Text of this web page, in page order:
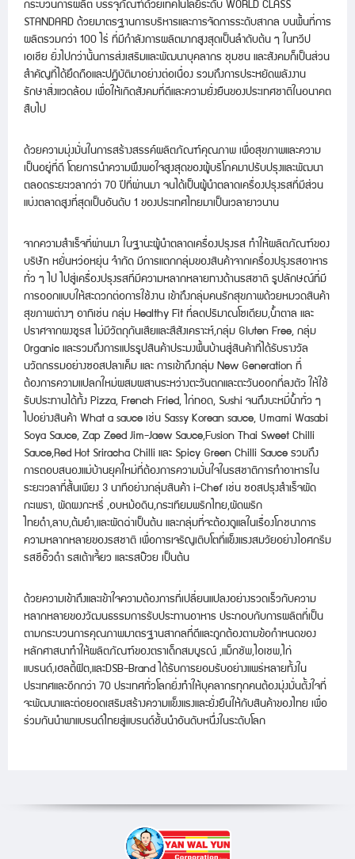
กระบวนการผลิต บรรจุภัณฑ์ด้วยเทคโนโลยีระดับ WORLD CLASS
STANDARD ด้วยมาตรฐานการบริหารและการจัดการระดับสากล บนพื้นที่การ
ผลิตรวมกว่า 100 ไร่ ที่มีกำลังการผลิตมากสูงสุดเป็นลำดับต้น ๆ ในทวีป
เอเชีย ยิ่งไปกว่านั้นการส่งเสริมและพัฒนาบุคลากร ชุมชน และสังคมก็เป็นส่วน
สำคัญที่ได้ยึดถือและปฏิบัติมาอย่างต่อเนื่อง รวมถึงการประหยัดพลังงาน
รักษาสิ่งแวดล้อม เพื่อให้เกิดสังคมที่ดีและความยั่งยืนของประเทศชาติในอนาคต
สืบไป
ด้วยความมุ่งมั่นในการสร้างสรรค์ผลิตภัณฑ์คุณภาพ เพื่อสุขภาพและความ
เป็นอยู่ที่ดี โดยการนำความพึงพอใจสูงสุดของผู้บริโภคมาปรับปรุงและพัฒนา
ตลอดระยะเวลากว่า 70 ปีที่ผ่านมา จนได้เป็นผู้นำตลาดเครื่องปรุงรสที่มีส่วน
แบ่งตลาดสูงที่สุดเป็นอันดับ 1 ของประเทศไทยมาเป็นเวลายาวนาน
จากความสำเร็จที่ผ่านมา ในฐานะผู้นำตลาดเครื่องปรุงรส ทำให้ผลิตภัณฑ์ของ
บริษัท หยั่นหว่อหยุ่น จำกัด มีการแตกกลุ่มของสินค้าจากเครื่องปรุงรสอาหาร
ทั่ว ๆ ไป ไปสู่เครื่องปรุงรสที่มีความหลากหลายทางด้านรสชาติ รูปลักษณ์ที่มี
การออกแบบให้สะดวกต่อการใช้งาน เข้าถึงกลุ่มคนรักสุขภาพด้วยหมวดสินค้า
สุขภาพต่างๆ อาทิเช่น กลุ่ม Healthy Fit ที่ลดปริมาณโซเดียม,น้ำตาล และ
ปราศจากผงชูรส ไม่มีวัตถุกันเสียและสีสังเคราะห์,กลุ่ม Gluten Free, กลุ่ม
Organic และรวมถึงการแปรรูปสินค้าประมงพื้นบ้านสู่สินค้าที่ได้รับรางวัล
นวัตกรรมอย่างซอสปลาเค็ม และ การเข้าถึงกลุ่ม New Generation ที่
ต้องการความแปลกใหม่ผสมผสานระหว่างตะวันตกและตะวันออกที่ลงตัว ให้ใช้
รับประทานได้ทั้ง Pizza, French Fried, ไก่ทอด, Sushi จนถึงบะหมี่น้ำทั่ว ๆ
ไปอย่างสินค้า What a sauce เช่น Sassy Korean sauce, Umami Wasabi
Soya Sauce, Zap Zeed Jim-Jaew Sauce,Fusion Thai Sweet Chilli
Sauce,Red Hot Sriracha Chilli และ Spicy Green Chilli Sauce รวมถึง
การตอบสนองแม่บ้านยุคใหม่ที่ต้องการความมั่นใจในรสชาติการทำอาหารใน
ระยะเวลาที่สั้นเพียง 3 นาทีอย่างกลุ่มสินค้า i-Chef เช่น ซอสปรุงสำเร็จผัด
กะเพรา, ผัดผงกะหรี่ ,อบหม้อดิน,กระเทียมพริกไทย,ผัดพริก
ไทยดำ,ลาบ,ต้มยำ,และผัดฉ่าเป็นต้น และกลุ่มที่จะต้องดูแลในเรื่องโภชนาการ
ความหลากหลายของรสชาติ เพื่อการเจริญเติบโตที่แข็งแรงสมวัยอย่างไอศกรีม
รสซีอิ๊วดำ รสเต้าเจี้ยว และรสบ๊วย เป็นต้น
ด้วยความเข้าถึงและเข้าใจความต้องการที่เปลี่ยนแปลงอย่างรวดเร็วกับความ
หลากหลายของวัฒนธรรมการรับประทานอาหาร ประกอบกับการผลิตที่เป็น
ตามกระบวนการคุณภาพมาตรฐานสากลที่ดีและถูกต้องตามข้อกำหนดของ
หลักศาสนาทำให้ผลิตภัณฑ์ของตราเด็กสมบูรณ์ ,แม็กชัพ,ไอเชพ,ไก่
แบรนด์,เฮลตี้ฟิต,และDSB-Brand ได้รับการยอมรับอย่างแพร่หลายทั้งใน
ประเทศและอีกกว่า 70 ประเทศทั่วโลกยิ่งทำให้บุคลากรทุกคนต้องมุ่งมั่นตั้งใจที่
จะพัฒนาและต่อยอดเสริมสร้างความแข็งแรงและยั่งยืนให้กับสินค้าของไทย เพื่อ
ร่วมกันนำพาแบรนด์ไทยสู่แบรนด์ชั้นนำอันดับหนึ่งในระดับโลก